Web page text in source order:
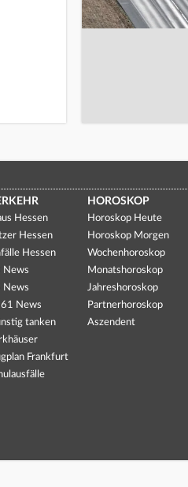
Hessen
Hessen
Hessen
News
News
News
tanken
Frankfurt
HOROSKOP
Horoskop Heute
Horoskop Morgen
Wochenhoroskop
Monatshoroskop
Jahreshoroskop
Partnerhoroskop
Aszendent